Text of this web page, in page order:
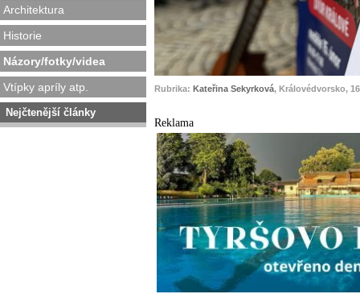
Architektura
Historie
Názory/fotky/videa
Vtípky apríly atp.
Nejčtenější články
Rubrika: Kateřina Sekyrková, Královédvorsko,
Reklama